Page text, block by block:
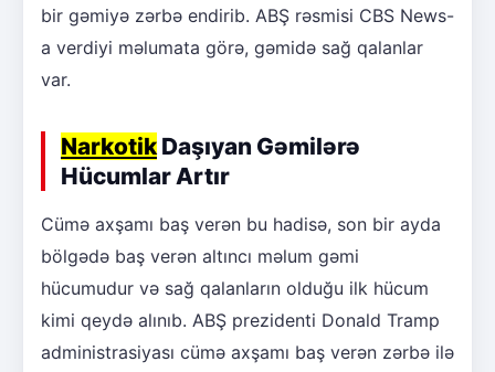
bir gəmiyə zərbə endirib. ABŞ rəsmisi CBS News-
a verdiyi məlumata görə, gəmidə sağ qalanlar
var.
NarkotikDaşıyan Gəmilərə
Hücumlar Artır
Cümə axşamı baş verən bu hadisə, son bir ayda
bölgədə baş verən altıncı məlum gəmi
hücumudur və sağ qalanların olduğu ilk hücum
kimi qeydə alınıb. ABŞ prezidenti Donald Tramp
administrasiyası cümə axşamı baş verən zərbə ilə